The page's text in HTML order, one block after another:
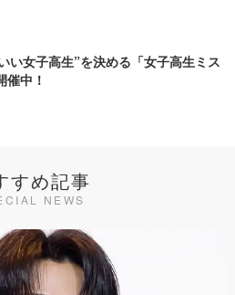
い女子高生”を決める「女子高生ミス
催中！
すめ記事
NEWS